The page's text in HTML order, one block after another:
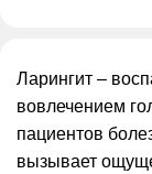
Ларингит –
вовлечением
пациентов
вызывает